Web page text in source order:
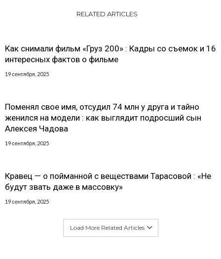
RELATED ARTICLES
Как снимали фильм «Груз 200» : Кадры со съемок и 16
интересных фактов о фильме
19 сентября, 2025
Поменял свое имя, отсудил 74 млн у друга и тайно
женился на модели : как выглядит подросший сын
Алексея Чадова
19 сентября, 2025
Кравец — о пойманной с веществами Тарасовой : «Не
будут звать даже в массовку»
19 сентября, 2025
Load More Related Articles